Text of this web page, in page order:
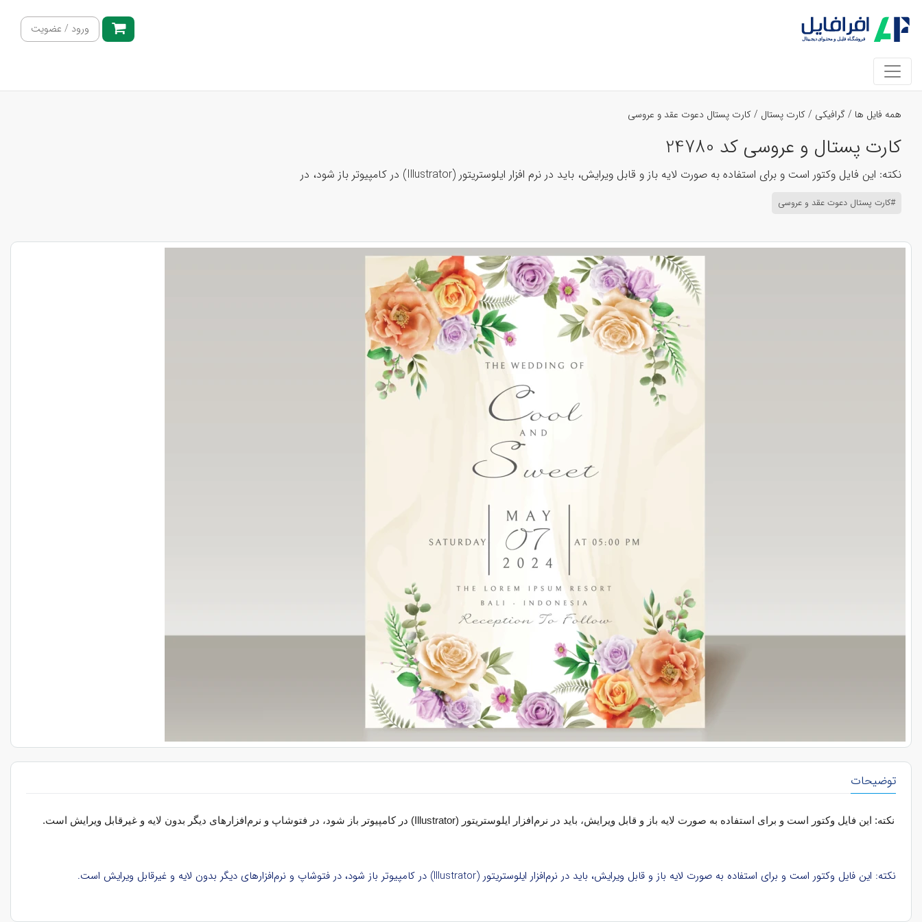
ورود / عضویت
همه فایل ها /گرافیکی /کارت پستال /کارت پستال دعوت عقد و عروسی
کارت پستال و عروسی کد 24780
نکته: این فایل وکتور است و برای استفاده به صورت لایه باز و قابل ویرایش، باید در نرم افزار ایلوستریتور (Illustrator) در کامپیوتر باز شود، در
#کارت پستال دعوت عقد و عروسی
توضیحات
نکته: این فایل وکتور است و برای استفاده به صورت لایه باز و قابل ویرایش، باید در نرم‌افزار ایلوستریتور (Illustrator) در کامپیوتر باز شود، در فتوشاپ و نرم‌افزارهای دیگر بدون لایه و غیرقابل ویرایش است.
نکته: این فایل وکتور است و برای استفاده به صورت لایه باز و قابل ویرایش، باید در نرم‌افزار ایلوستریتور (Illustrator) در کامپیوتر باز شود، در فتوشاپ و نرم‌افزارهای دیگر بدون لایه و غیرقابل ویرایش است.